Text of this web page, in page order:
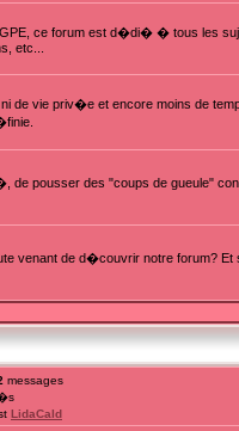
GPE, ce forum est d�di� � tous les
etc...
de vie priv�e et encore moins de
de pousser des "coups de gueule"
venant de d�couvrir notre forum?
messages
LidaCald